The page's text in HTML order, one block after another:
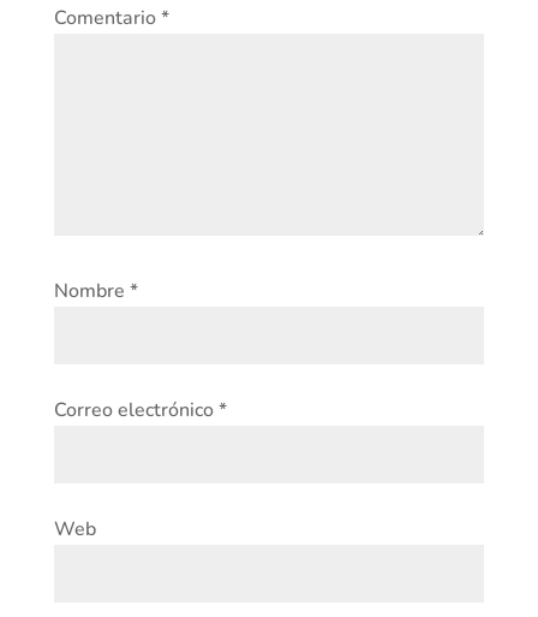
Comentario*
Nombre *
Correo electrónico*
Web